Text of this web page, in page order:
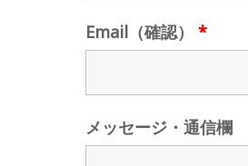
Email（確認） *
メッセージ・通信欄